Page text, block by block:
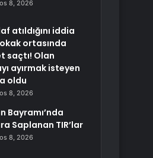
8, 2026
atıldığını iddia
ortasında
saçtı! Olan
ayırmak isteyen
oldu
8, 2026
Bayramı’nda
Saplanan TIR’lar
8, 2026